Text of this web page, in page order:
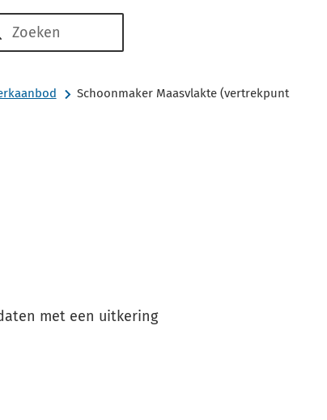
Schoonmaker Maasvlakte (vertrekpunt
met een uitkering